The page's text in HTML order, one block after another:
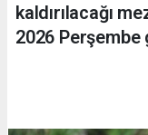
kaldırılacağı
2026